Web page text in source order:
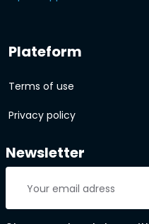
Plateform
Terms of use
Privacy policy
Newsletter